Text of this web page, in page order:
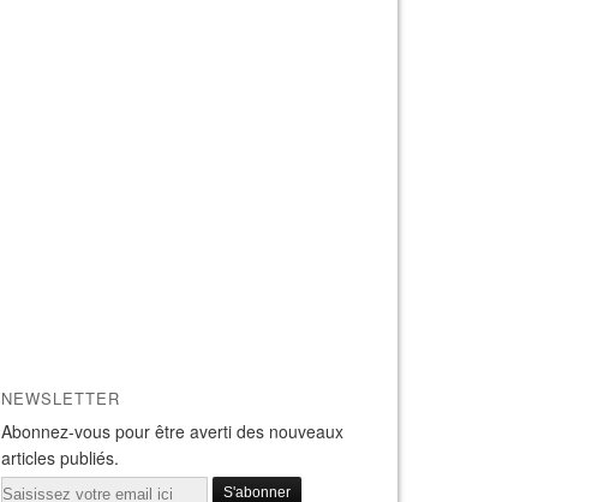
NEWSLETTER
Abonnez-vous pour être averti des nouveaux
articles publiés.
Email